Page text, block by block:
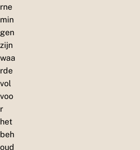
rne
min
gen
zijn
waa
rde
vol
voo
r
het
beh
oud